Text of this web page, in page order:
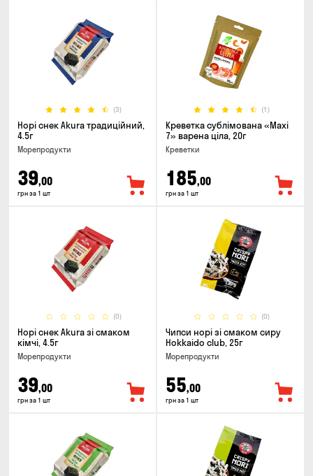
(3)
Норі снек Akura традиційний,
4.5г
Морепродукти
39,00
грн за 1 шт
(1)
Креветка сублімована «Maxi
7» варена ціла, 20г
Креветки
185,00
грн за 1 шт
(0)
Норі снек Akura зі смаком
кімчі, 4.5г
Морепродукти
39,00
грн за 1 шт
(0)
Чипси норі зі смаком сиру
Hokkaido club, 25г
Морепродукти
55,00
грн за 1 шт